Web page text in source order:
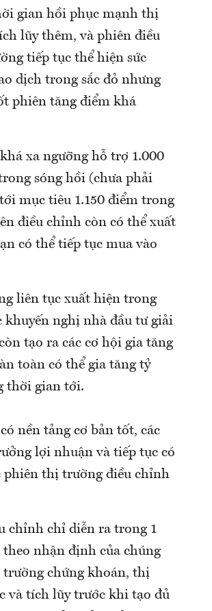
gian hồi phục mạnh thị
lũy thêm, và phiên điều
tiếp tục thể hiện sức
dịch trong sắc đỏ nhưng
phiên tăng điểm khá
xa ngưỡng hỗ trợ 1.000
sóng hồi (chưa phải
mục tiêu 1.150 điểm trong
điều chỉnh còn có thể xuất
có thể tiếp tục mua vào
liên tục xuất hiện trong
nghị nhà đầu tư giải
tạo ra các cơ hội gia tăng
toàn có thể gia tăng tỷ
thời gian tới.
nền tảng cơ bản tốt, các
lợi nhuận và tiếp tục có
phiên thị trường điều chỉnh
chỉnh chỉ diễn ra trong 1
nhận định của chúng
trường chứng khoán, thị
và tích lũy trước khi tạo đủ